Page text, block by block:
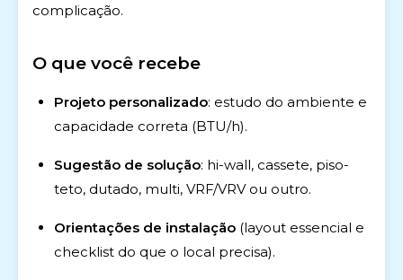
complicação.
O que você recebe
Projeto personalizado: estudo do ambiente e
capacidade correta (BTU/h).
Sugestão de solução: hi-wall, cassete, piso-
teto, dutado, multi, VRF/VRV ou outro.
Orientações de instalação (layout essencial e
checklist do que o local precisa).